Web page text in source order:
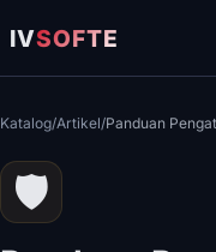
IVSOFTE
Katalog/Artikel/
🛡️